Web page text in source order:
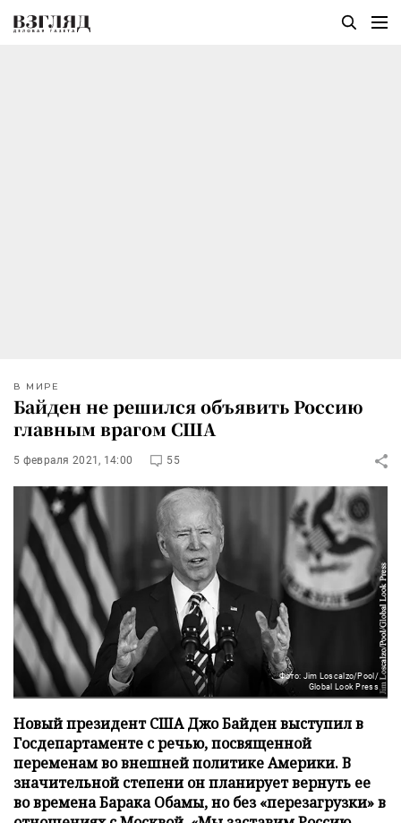
В МИРЕ
Байден не решился объявить Россию
главным врагом США
5 февраля 2021, 14:00 55
Фото: Jim Loscalzo/Pool/
Global Look Press
Новый президент США Джо Байден выступил в
Госдепартаменте с речью, посвященной
переменам во внешней политике Америки. В
значительной степени он планирует вернуть ее
во времена Барака Обамы, но без «перезагрузки» в